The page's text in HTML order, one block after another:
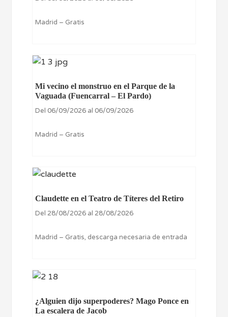
Madrid – Gratis
Mi vecino el monstruo en el Parque de la
Vaguada (Fuencarral – El Pardo)
Del 06/09/2026 al 06/09/2026
Madrid – Gratis
Claudette en el Teatro de Títeres del Retiro
Del 28/08/2026 al 28/08/2026
Madrid – Gratis, descarga necesaria de entrada
¿Alguien dijo superpoderes? Mago Ponce en
La escalera de Jacob